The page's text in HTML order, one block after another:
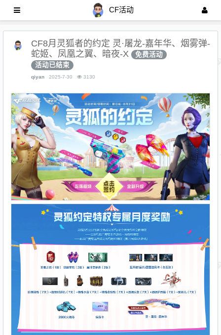
CF活动
CF8月灵狐者的约定 灵·屠龙-嘉年华、烟雾弹-
蛇姬、凤凰之翼、暗夜-X
免费活动
活动已结束
qiyan 2025-7-30 3130